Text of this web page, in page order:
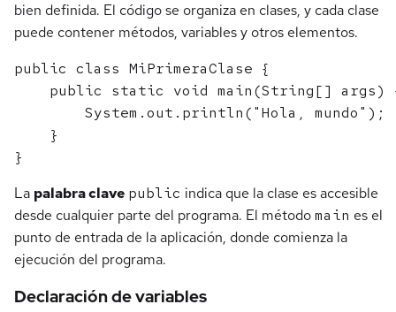
bien definida. El código se organiza en clases, y cada clase
puede contener métodos, variables y otros elementos.
public class MiPrimeraClase {
public static void main(String[] args)
        System.out.println("Hola, mundo");
    }
La palabra clave public indica que la clase es accesible
desde cualquier parte del programa. El métodomain es el
punto de entrada de la aplicación, donde comienza la
ejecución del programa.
Declaración de variables